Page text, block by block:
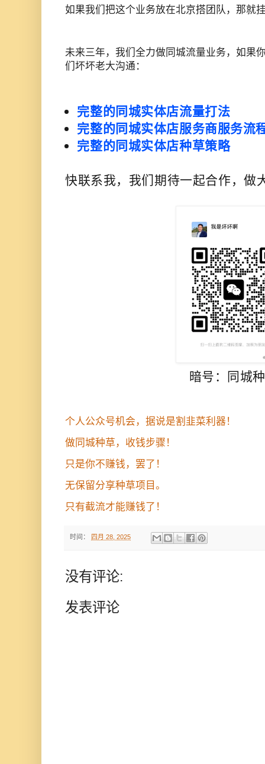
如果我们把这个业务放在北京搭团队，那就
未来三年，我们全力做同城流量业务，如果
们坏坏老大沟通：
完整的同城实体店流量打法
完整的同城实体店服务商服务流
完整的同城实体店种草策略
快联系我，我们期待一起合作，做
暗号：同城
个人公众号机会，据说是割韭菜利器！
做同城种草，收钱步骤！
只是你不赚钱，罢了！
无保留分享种草项目。
只有截流才能赚钱了！
时间： 四月 28, 2025
没有评论:
发表评论